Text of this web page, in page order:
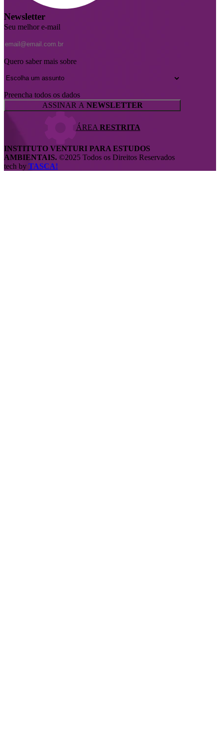
Newsletter
Seu melhor e-mail
Quero saber mais sobre
Preencha todos os dados
ASSINAR A NEWSLETTER
ÁREA RESTRITA
INSTITUTO VENTURI PARA ESTUDOS
AMBIENTAIS. ©2025 Todos os Direitos Reservados
tech by TASCA!